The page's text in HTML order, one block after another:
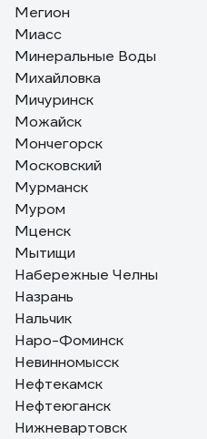
Мегион
Миасс
Минеральные Воды
Михайловка
Мичуринск
Можайск
Мончегорск
Московский
Мурманск
Муром
Мценск
Мытищи
Набережные Челны
Назрань
Нальчик
Наро-Фоминск
Невинномысск
Нефтекамск
Нефтеюганск
Нижневартовск